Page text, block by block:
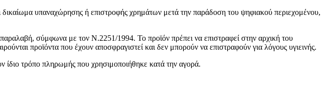
υπαναχώρησης ή επιστροφής χρημάτων μετά την παράδοση του ψηφιακού περιεχομένου,
σύμφωνα με τον Ν.2251/1994. Το προϊόν πρέπει να επιστραφεί στην αρχική του
προϊόντα που έχουν αποσφραγιστεί και δεν μπορούν να επιστραφούν για λόγους υγιεινής.
ίδιο τρόπο πληρωμής που χρησιμοποιήθηκε κατά την αγορά.